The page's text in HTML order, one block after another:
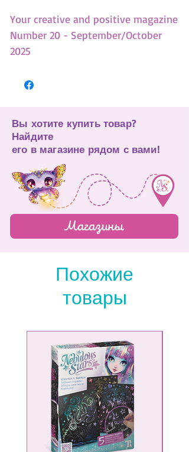
Your creative and positive magazine
Number 20 - September/October
2025
-10 Tips for making your dreams
come true!
-Untold story - Stella goes green
-3 DIY
-Try our creative challenge - 31 days
and more...
Вы хотите купить товар?
Найдите
его в магазине рядом с вами!
Магазины
Похожие
товары